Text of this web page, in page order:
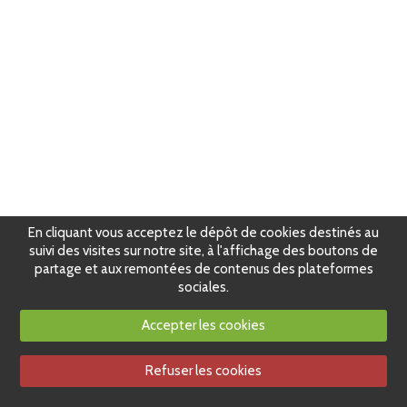
En cliquant vous acceptez le dépôt de cookies destinés au
suivi des visites sur notre site, à l'affichage des boutons de
partage et aux remontées de contenus des plateformes
sociales.
Accepter les cookies
Refuser les cookies